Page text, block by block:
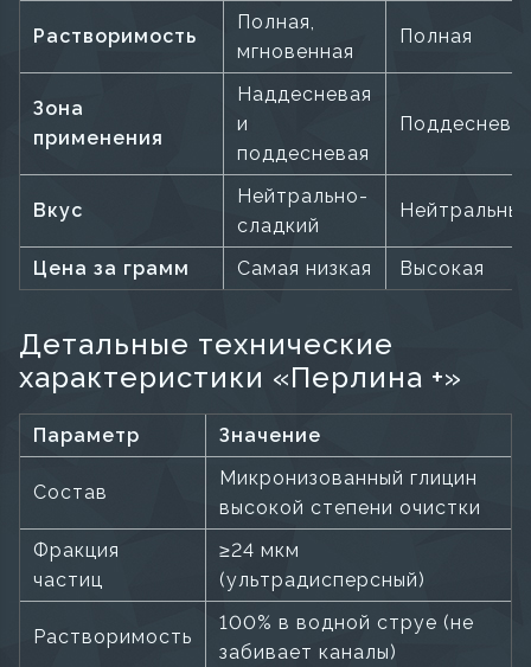
Растворимость
Полная,
мгновенная
Полная
Зона
применения
Наддесневая
и
поддесневая
Вкус
Нейтрально-
сладкий
Цена за грамм Самая низкая Высокая
Детальные технические
характеристики «Перлина +»
Параметр Значение
Состав
Микронизованный глицин
высокой степени очистки
Фракция
частиц
≥24 мкм
(ультрадисперсный)
Растворимость
100% в водной струе (не
забивает каналы)